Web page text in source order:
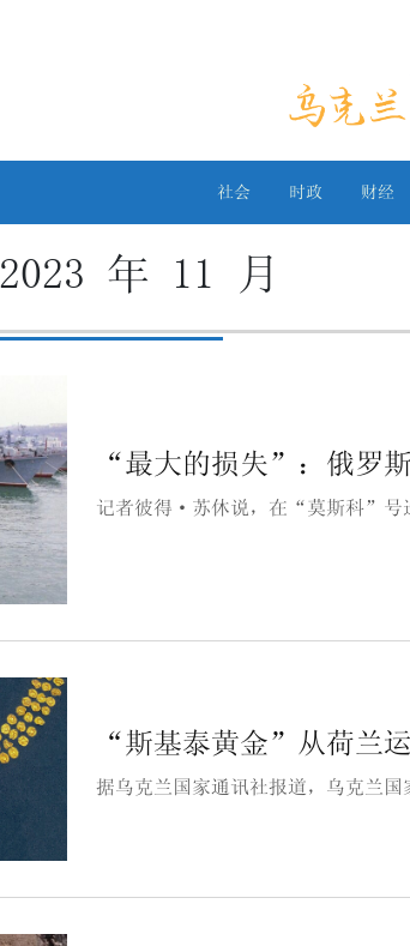
乌克兰
社会 时政 财经
2023 年 11 月
“最大的损失”：俄罗
记者彼得·苏休说，在“莫斯科”号
“斯基泰黄金”从荷兰
据乌克兰国家通讯社报道，乌克兰